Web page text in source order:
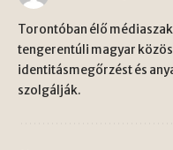
Torontóban élő
tengerentúli magyar
identitásmegőrzést és
szolgálják.